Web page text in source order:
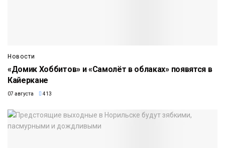
Новости
«Домик Хоббитов» и «Самолёт в облаках» появятся в
Кайеркане
07 августа 413